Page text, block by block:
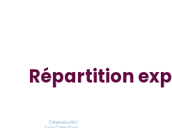
Répartition